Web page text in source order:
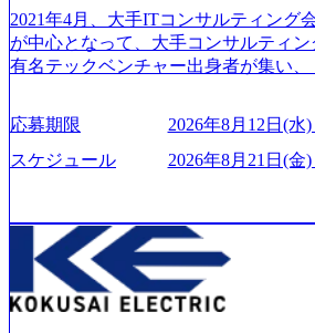
リフレッシュ休暇など、社員同士の
する取り組みが充実している。 2026年8月13日(木) 19:00～2
0:30予定 2026年8月7日(金) 16:00 コン
界セミナーを実施しています。 ●前回
ージのぼんやりしていた部分が明確に
の全体感や実際に働いていらっしゃる
です。評価の場ではないため、キャ
方にもご参加いただけます。 連休中
ため、在職中の方も有給を取得するこ
慮なくご参加いただけます。帰省先か
旅行事業の内容とビジネスモデル/今
社後のキャリアパス ・質疑応答(20分)
eet) ・営業・マーケティングなど、ビ
リアを検討されている方 ・転職を具
が、情報収集を進めたい段階の方 ・
希望される方
2021年4月、大手ITコンサルティング
が中心となって、大手コンサルティ
有名テックベンチャー出身者が集い
い」という想いの下で立ち上げた新鋭
ーがビジネスの成功に大きな影響力を
て、20年以上にわたってFintech業界を
つ、あらゆる業種・業界のクライアン
化を支援するために、戦略策定、組
務改善、実行支援などのコンサルティ
通貫で提供するのが特徴（いわゆる
ファーム） 社名の由来は”DXエリアに
応募期限
2026年8月12日(水)
スケジュール
2026年8月21日(金)